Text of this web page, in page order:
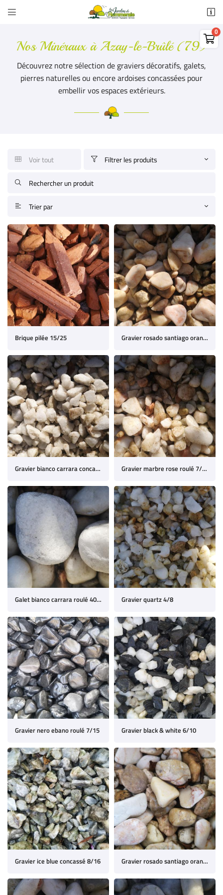
 
22 rue de l'Hommeraie - ZA de l'Hommeraie
05 49 05 53 93

0,00€
Il n'y a aucun produit dans votre panier
0,00
VALIDER VOTRE PANIER
 Recopier le code ci-contre
En cochant cette case, vous consentez à recevoir nos propositions commerciales à
l'adresse email indiqué ci-dessus. Vous pouvez vous désinscrire à tout moment en
utilisantle formulaire de désinscription.
INSCRIPTION
Nos Minéraux à Azay-le-Brûlé (79)
Découvrez notre sélection de graviers décoratifs, galets,
pierres naturelles ou encore ardoises concassées pour
embellir vos espaces extérieurs.
 Voir tout  Filtrer les produits

 Trier par
Brique pilée 15/25 Gravier rosado santiago orange
Gravier bianco carrara concassé 8/12 Gravier marbre rose roulé 7/15
Galet bianco carrara roulé 40/60 Gravier quartz 4/8
Gravier nero ebano roulé 7/15 Gravier black & white 6/10
Gravier ice blue concassé 8/16 Gravier rosado santiago orange 16/22